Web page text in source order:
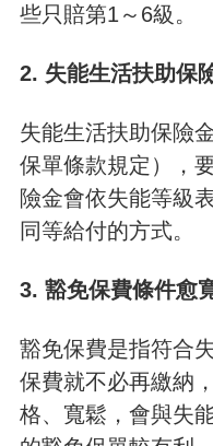
些只賠第1～6級。
2. 失能生活扶助保
失能生活扶助保險
保單條款規定），
險金會依失能等級
同等給付的方式。
3. 豁免保費條件愈
豁免保費是指符合
保費就不必再繳納
格、寬鬆，會與失